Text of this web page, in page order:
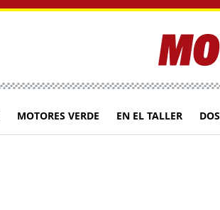
MOTORES VERDE EN EL TALLER